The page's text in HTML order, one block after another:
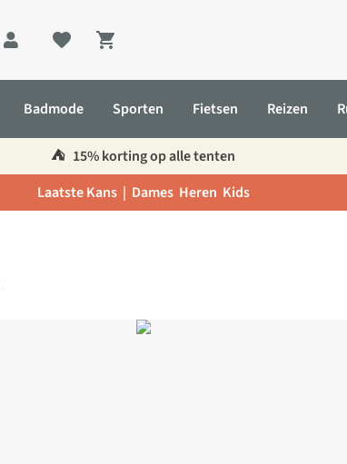
Shopping cart
Badmode Sporten Fietsen Reizen
⛺️ 15% korting op alle tenten
Laatste Kans | Dames Heren Kids